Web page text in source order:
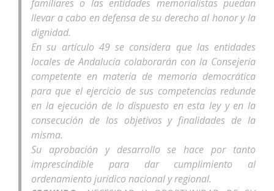
familiares o las entidades memorialistas puedan
llevar a cabo en defensa de su derecho al honor y la
dignidad.
En su artículo 49 se considera que las entidades
locales de Andalucía colaborarán con la Consejería
competente en materia de memoria democrática
para que el ejercicio de sus competencias redunde
en la ejecución de lo dispuesto en esta ley y en la
consecución de los objetivos y finalidades de la
misma.
Su aprobación y desarrollo se hace por tanto
imprescindible para dar cumplimiento al
ordenamiento jurídico nacional y regional.